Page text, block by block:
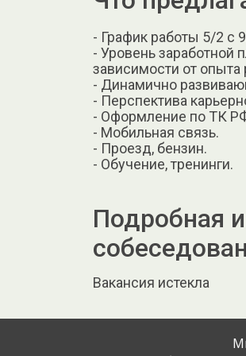
- График работы 5/2 с
- Уровень заработной
зависимости от
- Динамично
- Перспектива
- Оформление по ТК
- Мобильная связь.
- Проезд, бензин.
- Обучение, тренинги.
Подробная
Вакансия истекла